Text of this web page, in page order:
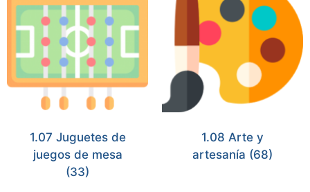
1.07 Juguetes de
juegos de mesa
(33)
1.08 Arte y
artesanía (68)